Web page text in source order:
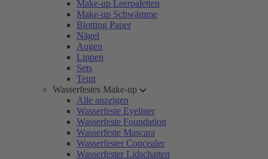
Make-up Leerpaletten
Make-up Schwämme
Blotting Paper
Nägel
Augen
Lippen
Sets
Teint
Wasserfestes Make-up
Alle anzeigen
Wasserfeste Eyeliner
Wasserfeste Foundation
Wasserfeste Mascara
Wasserfester Concealer
Wasserfester Lidschatten